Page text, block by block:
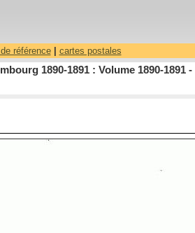
référence| cartes postales
1890-1891 : Volume 1890-1891 -